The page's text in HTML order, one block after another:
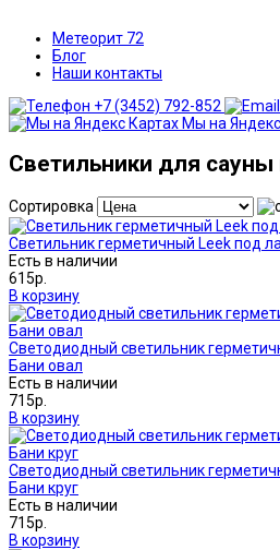
Метеорит 72
Блог
Наши контакты
+7 (3452) 792-852
Мы на Яндекс
Светильники для сауны
Сортировка
Светильник герметичный Leek под
Есть в наличии
615р.
В корзину
Светодиодный светильник
Бани овал
Есть в наличии
715р.
В корзину
Светодиодный светильник
Бани круг
Есть в наличии
715р.
В корзину